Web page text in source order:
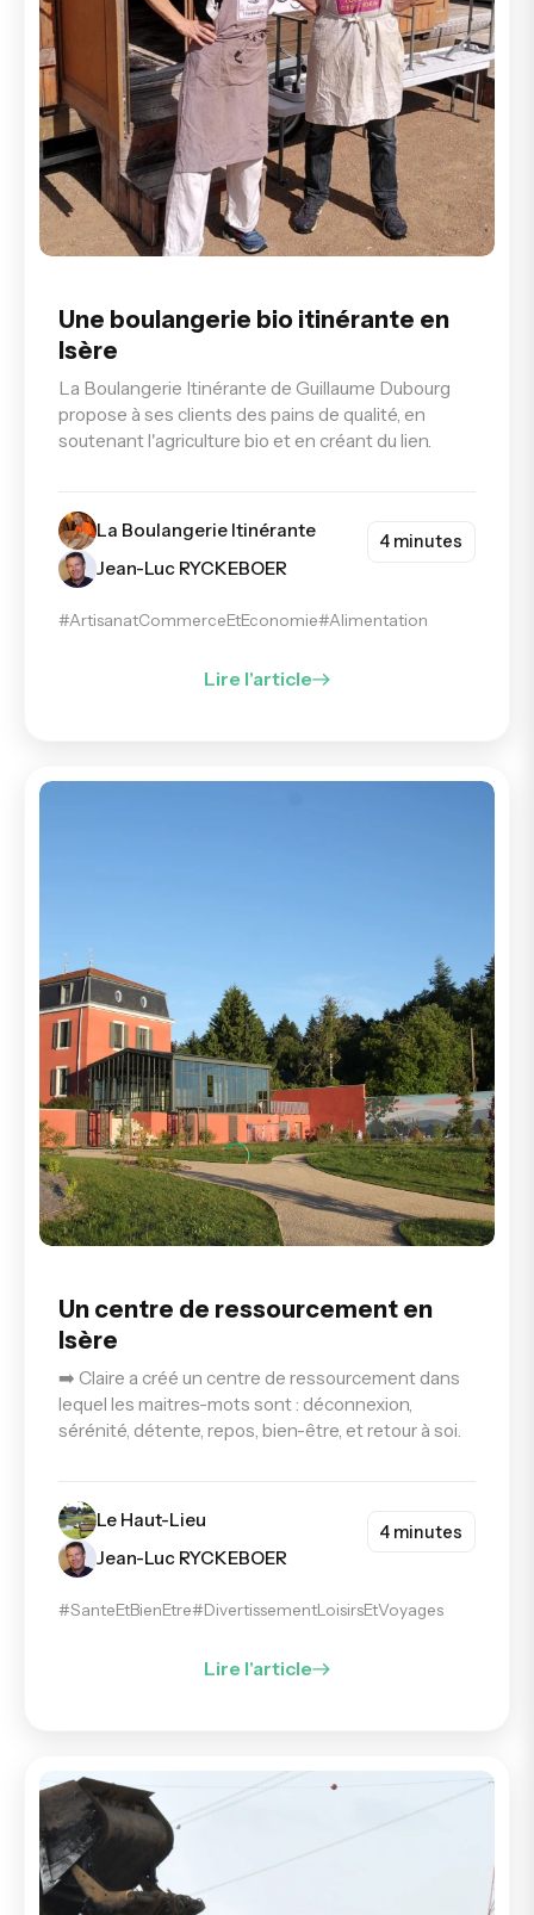
Une boulangerie bio itinérante en
Isère
La Boulangerie Itinérante de Guillaume Dubourg
propose à ses clients des pains de qualité, en
soutenant l'agriculture bio et en créant du lien.
La Boulangerie Itinérante
Jean-Luc RYCKEBOER
4 minutes
#ArtisanatCommerceEtEconomie#Alimentation
Lire l'article
Un centre de ressourcement en
Isère
➡️ Claire a créé un centre de ressourcement dans
lequel les maitres-mots sont : déconnexion,
sérénité, détente, repos, bien-être, et retour à soi.
Le Haut-Lieu
Jean-Luc RYCKEBOER
4 minutes
#SanteEtBienEtre#DivertissementLoisirsEtVoyages
Lire l'article